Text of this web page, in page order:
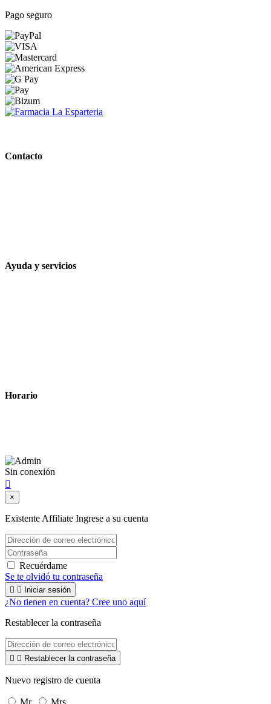
Pago seguro
Contacto
Ayuda y servicios
Horario
Sin conexión

×
Existente Affiliate Ingrese a su cuenta
Recuérdame
Se te olvidó tu contraseña
  Iniciar sesión
¿No tienen en cuenta? Cree uno aquí
Restablecer la contraseña
  Restablecer la contraseña
Nuevo registro de cuenta
Mr. Mrs.